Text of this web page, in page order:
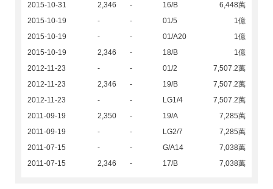
2015-10-31
2,346 - 16/B
6,448萬
2015-10-19
- - 01/5
1億
2015-10-19
- - 01/A20
1億
2015-10-19
2,346 - 18/B
1億
2012-11-23
- - 01/2
7,507.2萬
2012-11-23
2,346 - 19/B
7,507.2萬
2012-11-23
- - LG1/4
7,507.2萬
2011-09-19
2,350 - 19/A
7,285萬
2011-09-19
- - LG2/7
7,285萬
2011-07-15
- - G/A14
7,038萬
2011-07-15
2,346 - 17/B 7,038萬